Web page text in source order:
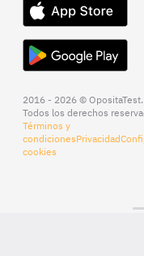
2016 - 2026 © OpositaTest.
Todos los derechos
Términos y
condicionesPrivacidad
cookies